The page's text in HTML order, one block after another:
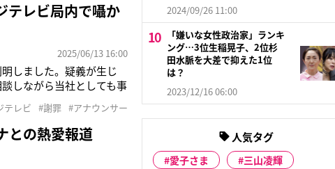
テレビ局内で囁か
2025/06/13 16:00
しました。疑義が生じ
しながら当社としても事
利用していたと発表し
テレビ #謝罪 #アナウンサー
との熱愛報道
2024/09/26 11:00
「嫌いな女性政治家」ランキ
ング…3位生稲晃子、2位杉
田水脈を大差で抑えた1位
は？
2023/12/16 06:00
人気タグ
愛子さま
三山凌輝